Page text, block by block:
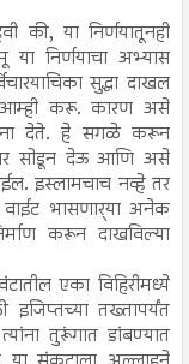
की, या निर्णयातूनही
निर्णयाचा अभ्यास
सुद्धा दाखल
करू. कारण असे
देते. हे सगळे करून
सोडून देऊ आणि असे
इस्लामचाच नव्हे तर
भासणार्‍या अनेक
करून दाखविल्या
एका विहिरीमध्ये
तख्तापर्यंत
तुरूंगात डांबण्यात